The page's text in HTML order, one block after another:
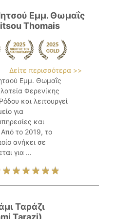
Εμμ. Θωμαΐς
Thomais
Δείτε περισσότερα >>
Εμμ. Θωμαΐς
Φερενίκης
και λειτουργεί
για
και
Από το 2019, το
ανήκει σε
για ...
Ταράζι
Tarazi)